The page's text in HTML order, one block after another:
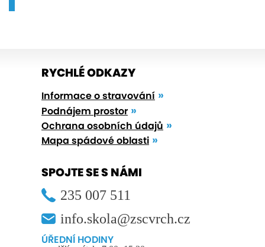
RYCHLÉ ODKAZY
Informace o stravování
Podnájem prostor
Ochrana osobních údajů
Mapa spádové oblasti
SPOJTE SE S NÁMI
235 007 511
info.skola@zscvrch.cz
ÚŘEDNÍ HODINY